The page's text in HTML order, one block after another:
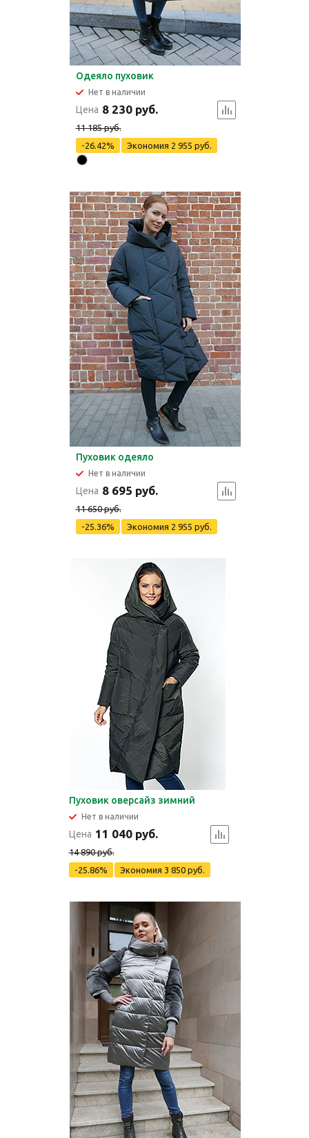
Одеяло пуховик
Нет в наличии
Цена 8 230 руб.
11 185 руб.
-26.42%
Экономия 2 955 руб.
Пуховик одеяло
Нет в наличии
Цена 8 695 руб.
11 650 руб.
-25.36%
Экономия 2 955 руб.
Пуховик оверсайз зимний
Нет в наличии
Цена 11 040 руб.
14 890 руб.
-25.86%
Экономия 3 850 руб.